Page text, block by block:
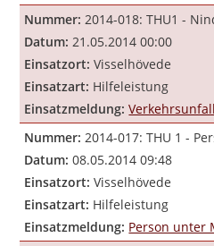
Nummer: 2014-018: THU1 -
Datum: 21.05.2014 00:00
Einsatzort: Visselhövede
Einsatzart: Hilfeleistung
Einsatzmeldung:
Nummer: 2014-017: THU 1 -
Datum: 08.05.2014 09:48
Einsatzort: Visselhövede
Einsatzart: Hilfeleistung
Einsatzmeldung: Person unter